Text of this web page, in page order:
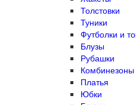
Толстовки
Туники
Футболки и
Блузы
Рубашки
Комбинезоны
Платья
Юбки